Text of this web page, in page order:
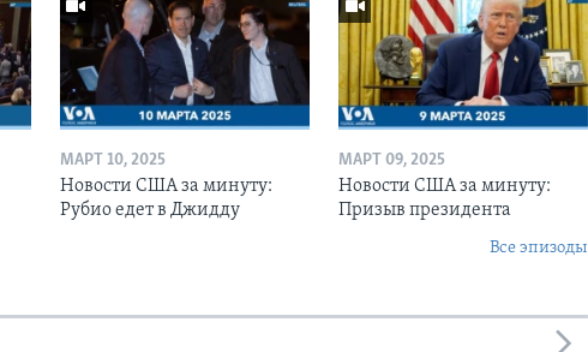
МАРТ 10, 2025
Новости США за минуту:
Рубио едет в Джидду
МАРТ 09, 2025
Новости США за минуту:
Призыв президента
Все эпизоды